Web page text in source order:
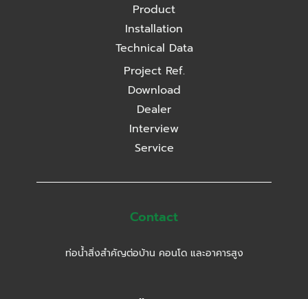
Product
Installation
Technical Data
Project Ref.
Download
Dealer
Interview
Service
Contact
ท่อน้ำสิ่งสำคัญต่อบ้าน คอนโด และอาคารสูง